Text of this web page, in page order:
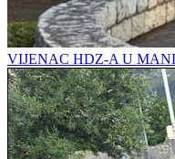
VIJENAC HDZ-A U